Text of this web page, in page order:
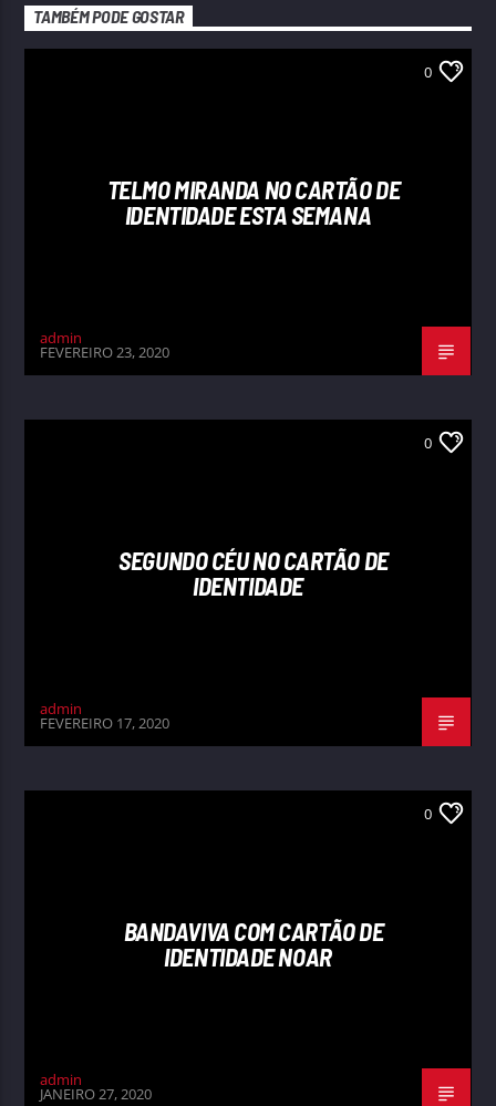
TAMBÉM PODE GOSTAR
0
TELMO MIRANDA NO CARTÃO DE
IDENTIDADE ESTA SEMANA
admin
FEVEREIRO 23, 2020
0
SEGUNDO CÉU NO CARTÃO DE
IDENTIDADE
admin
FEVEREIRO 17, 2020
0
BANDAVIVA COM CARTÃO DE
IDENTIDADE NOAR
admin
JANEIRO 27, 2020